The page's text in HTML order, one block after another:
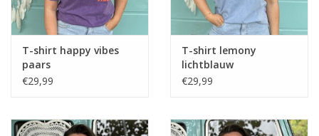
T-shirt happy vibes
paars
€29,99
T-shirt lemony
lichtblauw
€29,99